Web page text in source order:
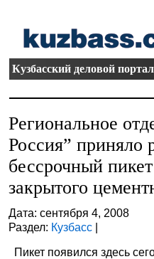
Кузбасский деловой портал
Региональное
Россия” приняло
бессрочный
закрытого
Дата: сентября 4, 2008
Раздел: Кузбасс |
Пикет появился здесь